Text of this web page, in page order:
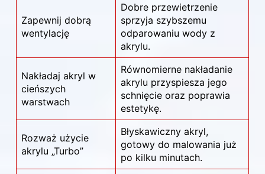
Zapewnij dobrą
wentylację
Dobre przewietrzenie
sprzyja szybszemu
odparowaniu wody z
akrylu.
Nakładaj akryl w
cieńszych
warstwach
Równomierne nakładanie
akrylu przyspiesza jego
schnięcie oraz poprawia
estetykę.
Rozważ użycie
akrylu „Turbo”
Błyskawiczny akryl,
gotowy do malowania już
po kilku minutach.